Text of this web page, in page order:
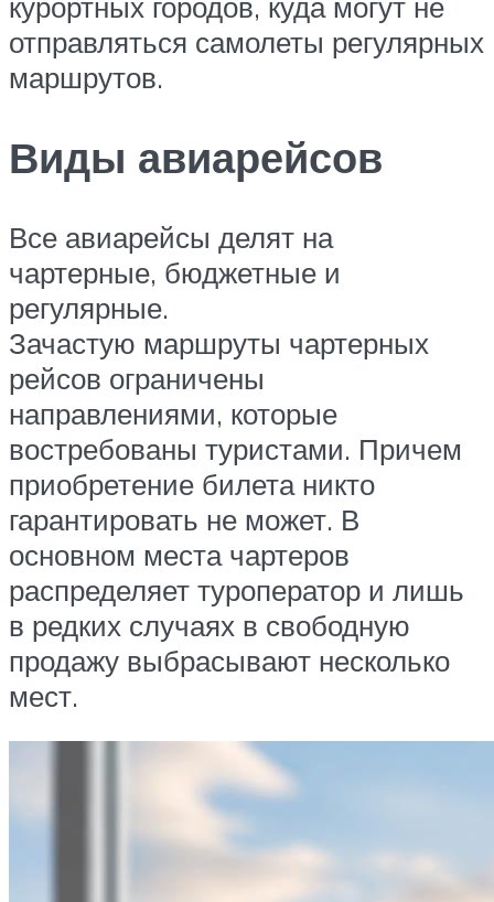
отправляться самолеты регулярных
маршрутов.
Виды авиарейсов
Все авиарейсы делят на
чартерные, бюджетные и
регулярные.
Зачастую маршруты чартерных
рейсов ограничены
направлениями, которые
востребованы туристами. Причем
приобретение билета никто
гарантировать не может. В
основном места чартеров
распределяет туроператор и лишь
в редких случаях в свободную
продажу выбрасывают несколько
мест.